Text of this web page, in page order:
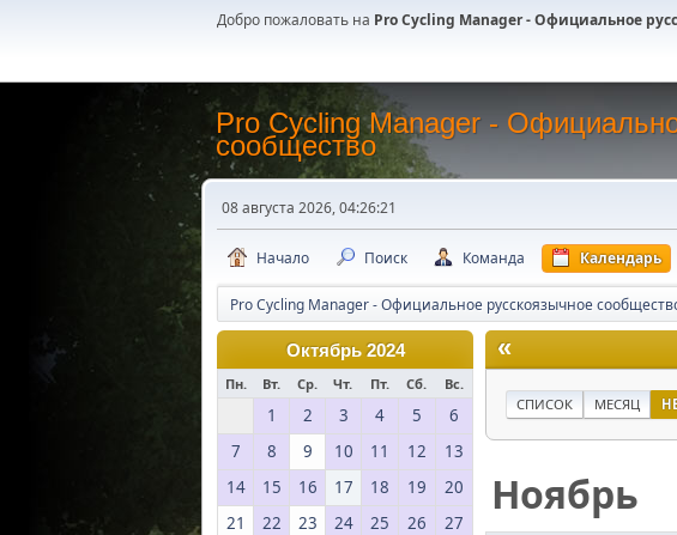
Добро пожаловать на Pro Cycling Manager - Официальное
Pro Cycling Manager -
сообщество
08 августа 2026, 04:26:21
Начало Поиск Команда Календарь
Pro Cycling Manager - Официальное русскоязычное
Октябрь 2024
Пн. Вт. Ср. Чт. Пт. Сб. Вс.
1 2 3 4 5
6
7
8 9 10 11 12
13
14
15 16 17 18 19
20
21
22 23 24 25 26
27
«
СПИСОК МЕСЯЦ
Ноябрь